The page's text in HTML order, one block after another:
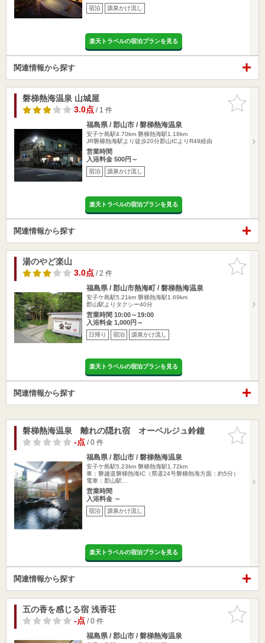
宿泊 源泉かけ流し
楽天トラベルの宿泊プランを見る
関連情報から探す
お気に入
りに追加
磐梯熱海温泉 山城屋
3.0点/ 1 件
福島県 / 郡山市 / 磐梯熱海温泉
安子ケ島駅4.70km 磐梯熱海駅1.18km
JR磐梯熱海駅より徒歩20分郡山ICよりR49経由
営業時間
入浴料金 500円～
宿泊 源泉かけ流し
楽天トラベルの宿泊プランを見る
関連情報から探す
お気に入
りに追加
湯のやど楽山
3.0点/ 2 件
福島県 / 郡山市熱海町 / 磐梯熱海温泉
安子ケ島駅5.21km 磐梯熱海駅1.69km
郡山駅よりタクシー40分
営業時間 10:00～19:00
入浴料金 1,000円～
日帰り 宿泊 源泉かけ流し
楽天トラベルの宿泊プランを見る
関連情報から探す
お気に入
りに追加
磐梯熱海温泉 離れの隠れ宿 オーベルジュ鈴鐘
-点/ 0 件
福島県 / 郡山市 / 磐梯熱海温泉
安子ケ島駅5.23km 磐梯熱海駅1.72km
車：磐越道磐梯熱海IC（県道24号磐梯熱海方面：約5分）
電車：郡山駅…
営業時間
入浴料金 ～
宿泊 源泉かけ流し
楽天トラベルの宿泊プランを見る
関連情報から探す
お気に入
りに追加
五の香を感じる宿 浅香荘
-点/ 0 件
福島県 / 郡山市 / 磐梯熱海温泉